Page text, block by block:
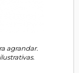
agrandar.